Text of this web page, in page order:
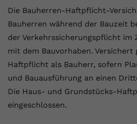
Die Bauherren-Haftpflicht-
Bauherren während der Bauzeit
der Verkehrssicherungspflicht im
mit dem Bauvorhaben.
Haftpflicht als Bauherr, sofern
und Bauausführung an einen
Die Haus- und Grundstücks-
eingeschlossen.
Webseiten-
hat.
Name fe_typo_user
Anbieter VPB.de
Zweck
Conversion-
Werbeklicks der
Website zuzuordnen.
Name vuid
Laufzeit 2 Jahre
Zweck
Tracking-
indem es eine
Cookie-Informationen